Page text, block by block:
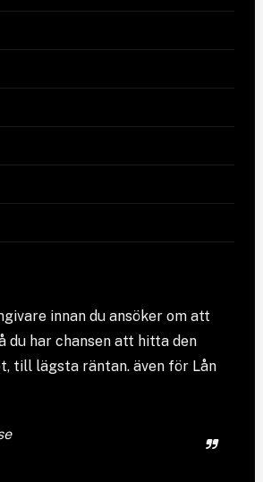
innan du ansöker om att
du har chansen att hitta den
till lägsta räntan. även för Lån